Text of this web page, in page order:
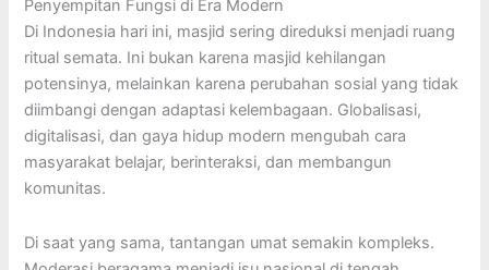
Penyempitan Fungsi di Era Modern
Di Indonesia hari ini, masjid sering direduksi menjadi ruang
ritual semata. Ini bukan karena masjid kehilangan
potensinya, melainkan karena perubahan sosial yang tidak
diimbangi dengan adaptasi kelembagaan. Globalisasi,
digitalisasi, dan gaya hidup modern mengubah cara
masyarakat belajar, berinteraksi, dan membangun
komunitas.
Di saat yang sama, tantangan umat semakin kompleks.